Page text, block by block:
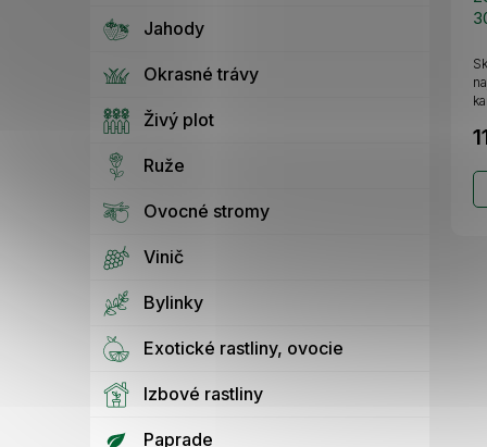
Jahody
Okrasné trávy
Živý plot
Ruže
Ovocné stromy
Vinič
Bylinky
Exotické rastliny, ovocie
Izbové rastliny
Paprade